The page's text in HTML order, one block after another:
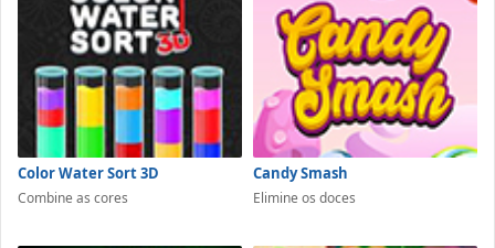
Color Water Sort 3D
Combine as cores
Candy Smash
Elimine os doces